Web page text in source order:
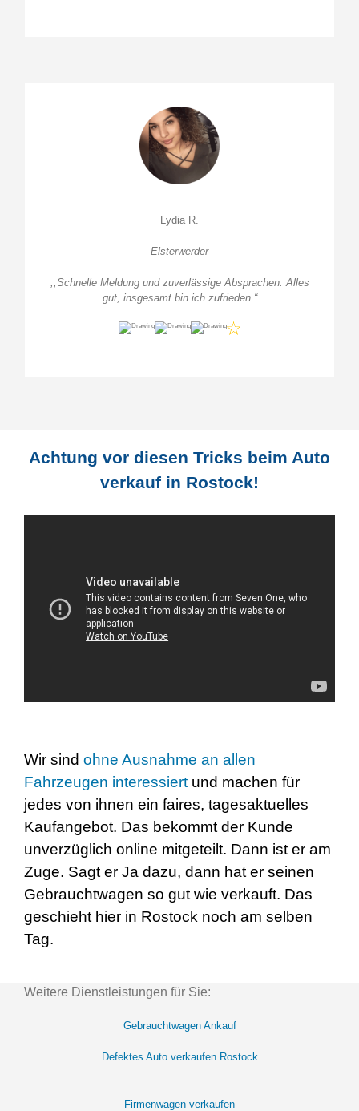
Lydia R.
Elsterwerder
,,Schnelle Meldung und zuverlässige Absprachen. Alles
gut, insgesamt bin ich zufrieden. “
Achtung vor diesen Tricks beim Auto
verkauf in Rostock!
Wir sind ohne Ausnahme an allen
Fahrzeugen interessiertund machen für
jedes von ihnen ein faires, tagesaktuelles
Kaufangebot. Das bekommt der Kunde
unverzüglich online mitgeteilt. Dann ist er am
Zuge. Sagt er Ja dazu, dann hat er seinen
Gebrauchtwagen so gut wie verkauft. Das
geschieht hier in Rostock noch am selben
Tag.
Weitere Dienstleistungen für Sie:
Gebrauchtwagen Ankauf
Defektes Auto verkaufen Rostock
Firmenwagen verkaufen